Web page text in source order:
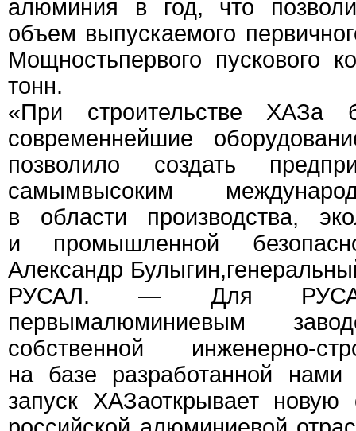
алюминия в год, что
объем выпускаемого
Мощностьпервого пускового
тонн.
«При строительстве ХАЗа
современнейшие
позволило создать
самымвысоким
в области производства,
и промышленной
Александр
РУСАЛ. — Для
первымалюминиевым
собственной инженерно-
на базе разработанной нами
запуск ХАЗаоткрывает новую